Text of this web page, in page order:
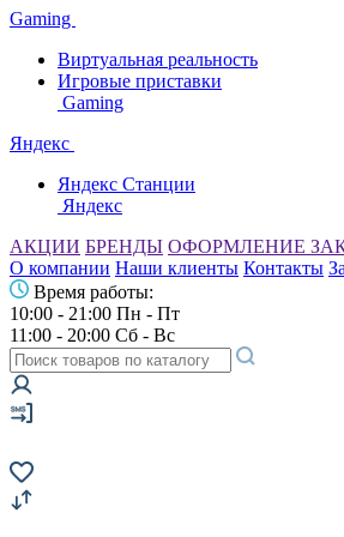
Gaming
Виртуальная реальность
Игровые приставки
Gaming
Яндекс
Яндекс Станции
Яндекс
АКЦИИ БРЕНДЫ ОФОРМЛЕНИЕ
О компании Наши клиенты Контакты
Время работы:
10:00 - 21:00 Пн - Пт
11:00 - 20:00 Сб - Вс